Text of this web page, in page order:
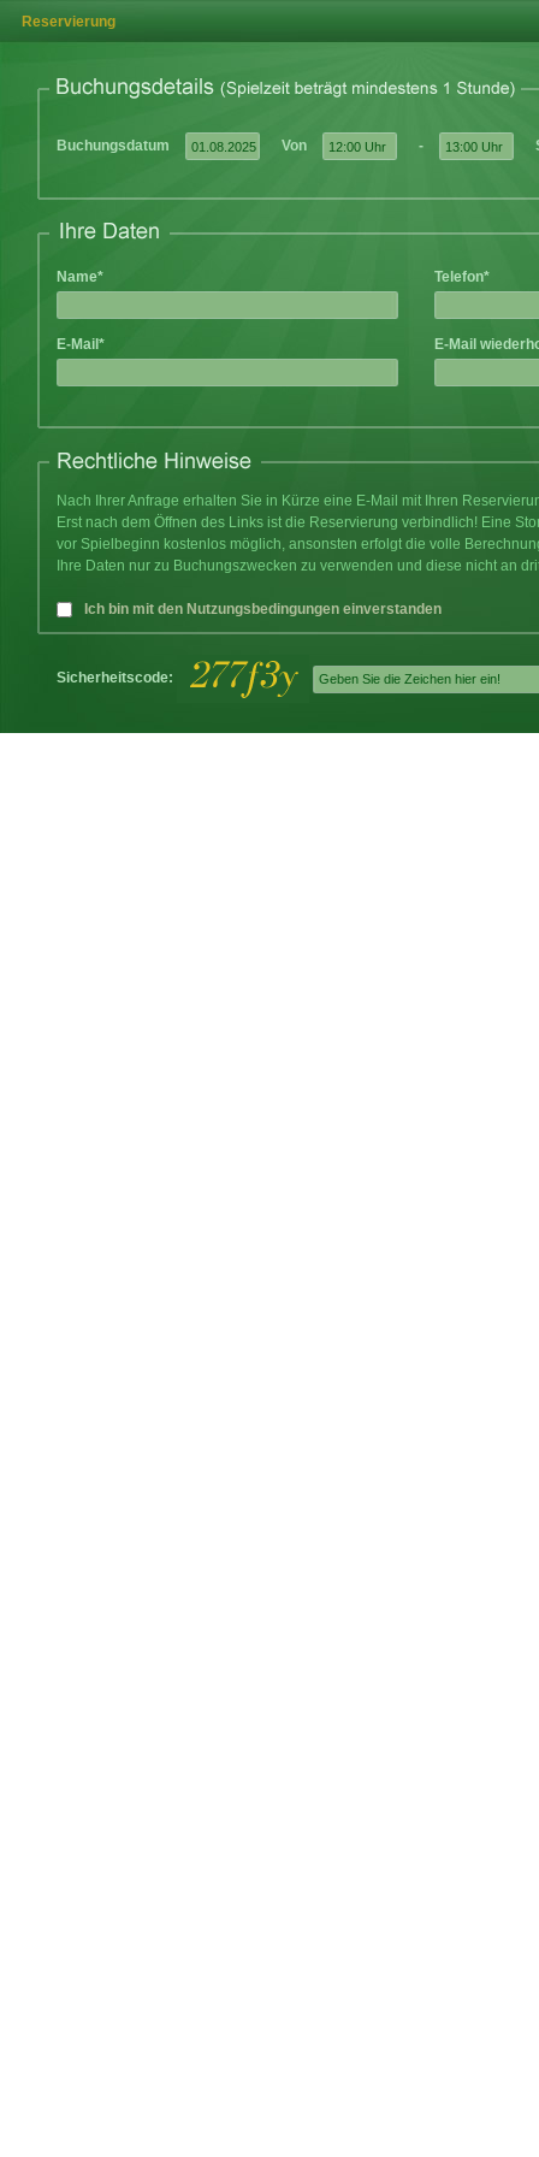
Reservierung
Buchungsdatum Von -
Name* Telefon*
E-Mail* E-Mail
Nach Ihrer Anfrage erhalten Sie in Kürze eine E-Mail mit Ihren
Erst nach dem Öffnen des Links ist die Reservierung verbindlich! Eine
vor Spielbeginn kostenlos möglich, ansonsten erfolgt die volle
Ihre Daten nur zu Buchungszwecken zu verwenden und diese nicht an
Ich bin mit den Nutzungsbedingungen einverstanden
Sicherheitscode: